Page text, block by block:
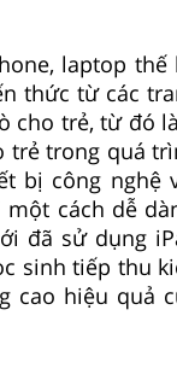
laptop thế
thức từ các
cho trẻ, từ đó
trẻ trong quá
bị công nghệ
cách dễ
đã sử dụng
sinh tiếp thu
cao hiệu quả